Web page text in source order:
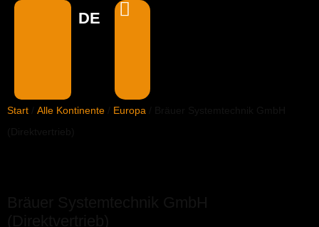
DE
EN
Start Alle Kontinente Europa